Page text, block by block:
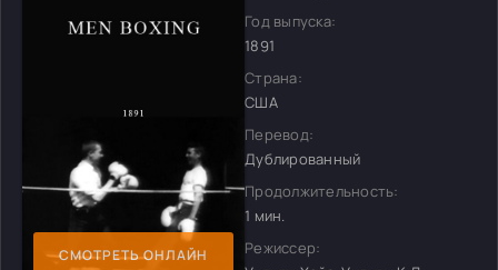
СМОТРЕТЬ ОНЛАЙН
Год выпуска:
1891
Страна:
США
Перевод:
Дублированный
Продолжительность:
1 мин.
Режиссер: